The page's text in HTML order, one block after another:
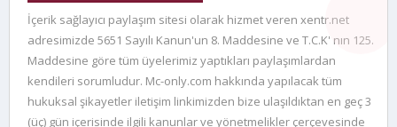
İçerik sağlayıcı paylaşım sitesi olarak hizmet veren xentr.net
adresimizde 5651 Sayılı Kanun'un 8. Maddesine ve T.C.K' nın 125.
Maddesine göre tüm üyelerimiz yaptıkları paylaşımlardan
kendileri sorumludur. Mc-only.com hakkında yapılacak tüm
hukuksal şikayetler iletişim linkimizden bize ulaşıldıktan en geç 3
(üç) gün içerisinde ilgili kanunlar ve yönetmelikler çerçevesinde